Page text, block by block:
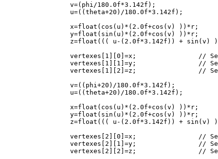
v=(phi/180.0f*3.142f);
u=((theta+20)/180.0f*3.142f);
x=float(cos(u)*(2.0f+cos(v) ))*r;
y=float(sin(u)*(2.0f+cos(v) ))*r;
z=float((( u-(2.0f*3.142f)) + sin(v)
vertexes[1][0]=x;                //
vertexes[1][1]=y;                //
vertexes[1][2]=z;                //
v=((phi+20)/180.0f*3.142f);
u=((theta+20)/180.0f*3.142f);
x=float(cos(u)*(2.0f+cos(v) ))*r;
y=float(sin(u)*(2.0f+cos(v) ))*r;
z=float((( u-(2.0f*3.142f)) + sin(v)
vertexes[2][0]=x;                //
vertexes[2][1]=y;                //
vertexes[2][2]=z;                //